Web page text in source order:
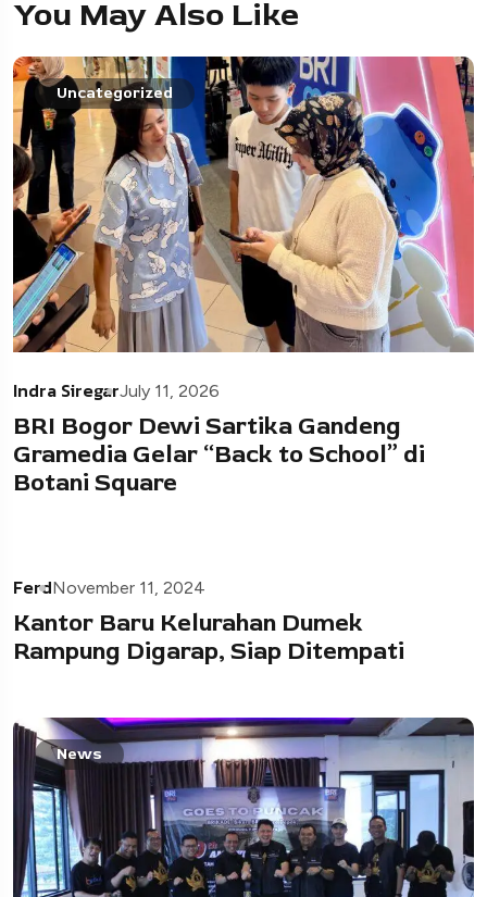
You May Also Like
Uncategorized
Indra SiregarJuly 11, 2026
BRI Bogor Dewi Sartika Gandeng
Gramedia Gelar “Back to School” di
Botani Square
FerdNovember 11, 2024
Kantor Baru Kelurahan Dumek
Rampung Digarap, Siap Ditempati
News